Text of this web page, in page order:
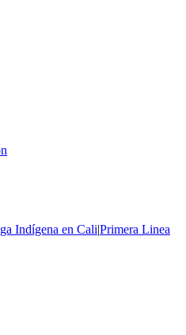
Indígena en Cali|Primera Linea